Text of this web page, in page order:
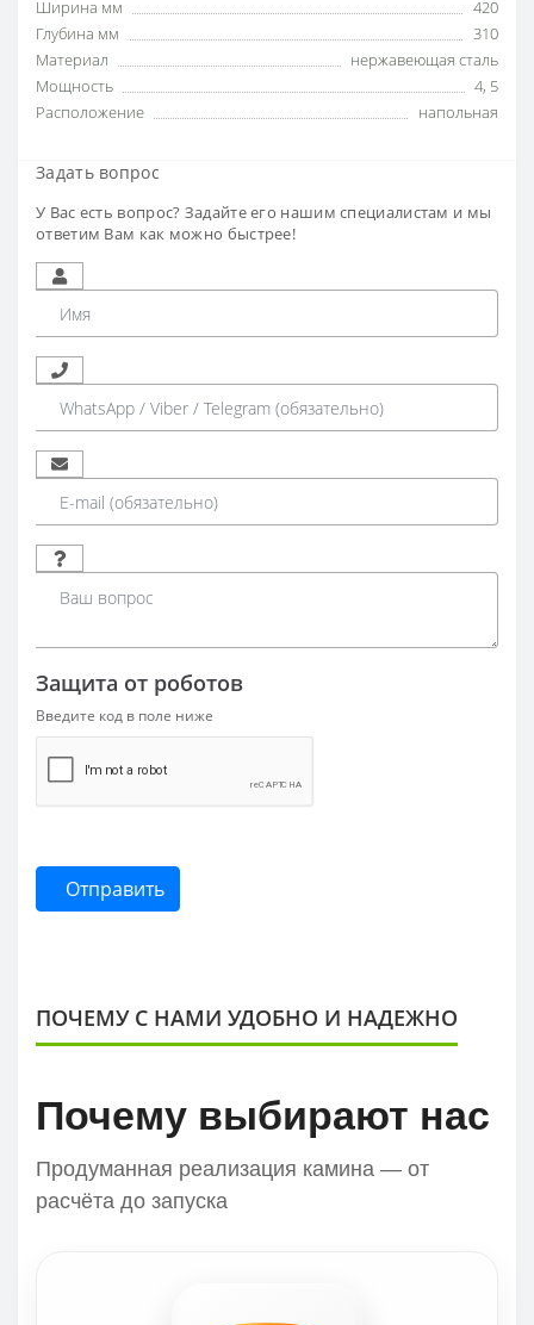
Ширина мм
420
Глубина мм
310
Материал
нержавеющая сталь
Мощность
4, 5
Расположение
напольная
Задать вопрос
У Вас есть вопрос? Задайте его нашим специалистам и мы
ответим Вам как можно быстрее!
Защита от роботов
Введите код в поле ниже
Отправить
ПОЧЕМУ С НАМИ УДОБНО И НАДЕЖНО
Почему выбирают нас
Продуманная реализация камина — от
расчёта до запуска